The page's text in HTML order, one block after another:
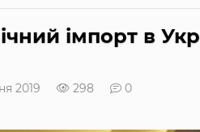
імпорт в
2019 298 0